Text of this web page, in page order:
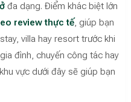
đa dạng. Điểm khác biệt lớn
review thực tế, giúp bạn
villa hay resort trước khi
đình, chuyến công tác hay
vực dưới đây sẽ giúp bạn